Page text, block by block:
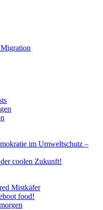
im Umweltschutz –
coolen Zukunft!
Mistkäfer
food!